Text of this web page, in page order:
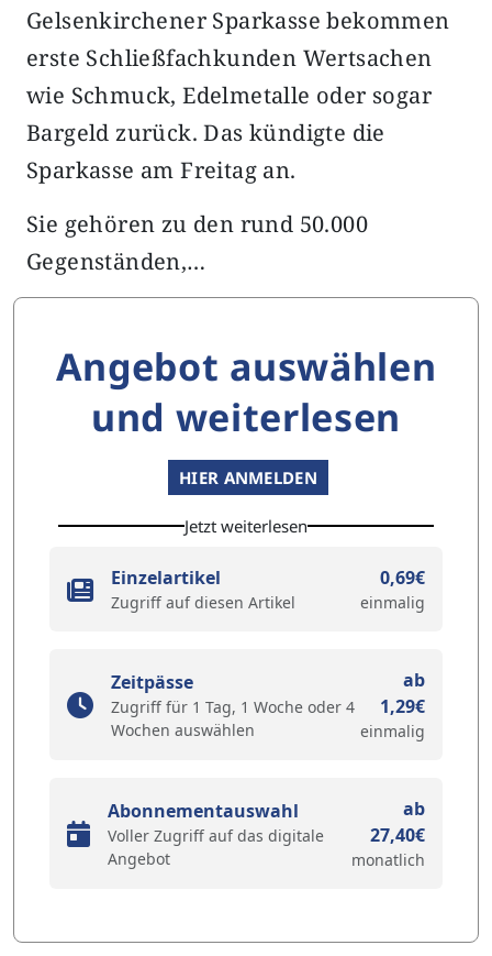
Gelsenkirchener Sparkasse bekommen
erste Schließfachkunden Wertsachen
wie Schmuck, Edelmetalle oder sogar
Bargeld zurück. Das kündigte die
Sparkasse am Freitag an.
Sie gehören zu den rund 50.000
Gegenständen,…
Angebot auswählen
und weiterlesen
HIER ANMELDEN
Jetzt weiterlesen
Einzelartikel
Zugriff auf diesen Artikel
0,69€
einmalig
Zeitpässe
Zugriff für 1 Tag, 1 Woche oder 4
Wochen auswählen
ab
1,29€
einmalig
Abonnementauswahl
Voller Zugriff auf das digitale
Angebot
ab
27,40€
monatlich